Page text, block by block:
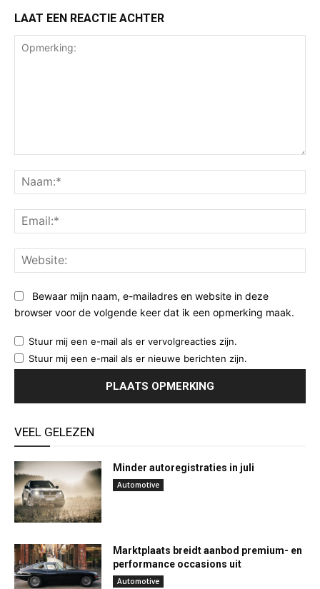
LAAT EEN REACTIE ACHTER
Bewaar mijn naam, e-mailadres en website in deze
browser voor de volgende keer dat ik een opmerking maak.
Stuur mij een e-mail als er vervolgreacties zijn.
Stuur mij een e-mail als er nieuwe berichten zijn.
VEEL GELEZEN
Minder autoregistraties in juli
Automotive
Marktplaats breidt aanbod premium- en
performance occasions uit
Automotive